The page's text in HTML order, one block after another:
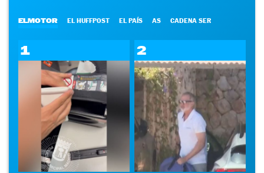
ELMOTOR EL HUFFPOST EL PAÍS AS CADENA SER
1 2